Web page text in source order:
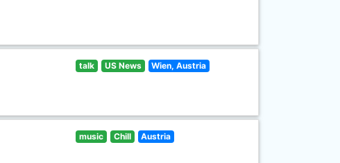
talk US News Wien, Austria
music Chill Austria